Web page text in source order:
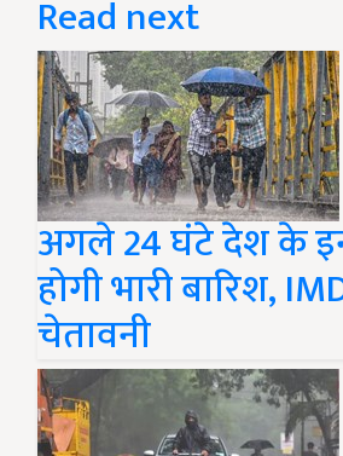
Read next
अगले 24 घंटे देश के
होगी भारी बारिश,
चेतावनी